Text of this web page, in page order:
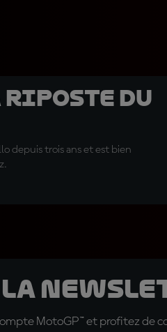
riposte du
depuis trois ans et est bien
la
MotoGP™ et profitez de